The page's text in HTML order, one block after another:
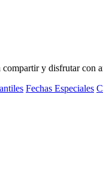
compartir y disfrutar con
Fechas Especiales